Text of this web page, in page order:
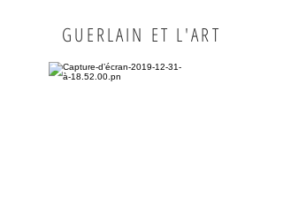
GUERLAIN ET L'ART